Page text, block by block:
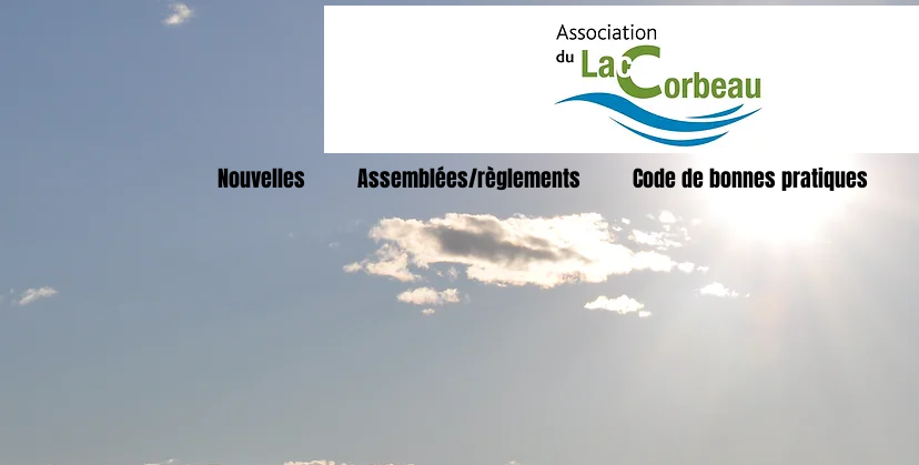
Nouvelles Assemblées/règlements Code de bonnes pratiques